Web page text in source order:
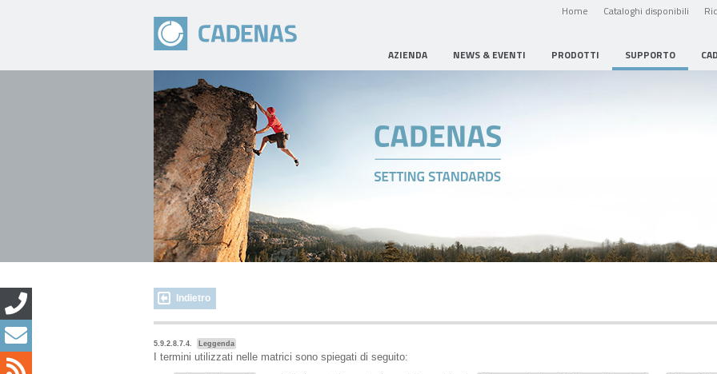
Home Cataloghi disponibili
AZIENDA NEWS & EVENTI PRODOTTI SUPPORTO
Indietro
5.9.2.8.7.4. Leggenda
I termini utilizzati nelle matrici sono spiegati di seguito: